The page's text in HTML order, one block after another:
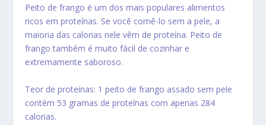
Peito de frango é um dos mais populares alimentos
ricos em proteínas. Se você comê-lo sem a pele, a
maioria das calorias nele vêm de proteína. Peito de
frango também é muito fácil de cozinhar e
extremamente saboroso.
Teor de proteínas: 1 peito de frango assado sem pele
contém 53 gramas de proteínas com apenas 284
calorias.